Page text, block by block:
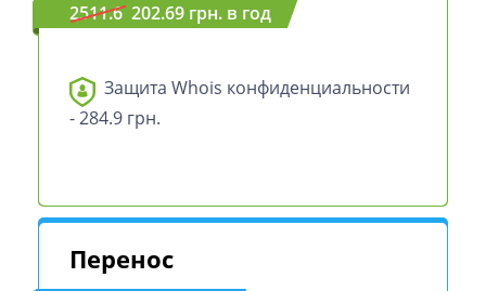
2511.6 202.69 грн. в год
Защита Whois конфиденциальности
- 284.9 грн.
Перенос